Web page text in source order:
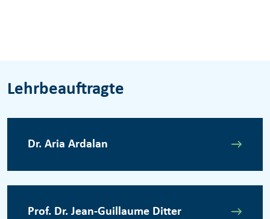
Lehrbeauftragte
Dr. Aria Ardalan
Prof. Dr. Jean-Guillaume Ditter